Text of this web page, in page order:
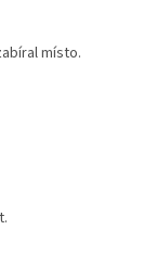
místo.